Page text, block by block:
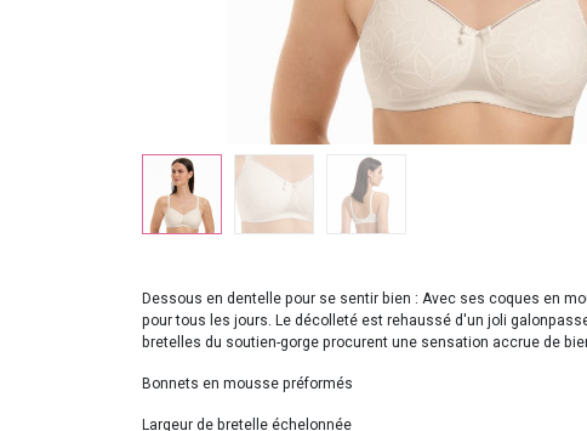
Dessous en dentelle pour se sentir bien : Avec ses coques en
pour tous les jours. Le décolleté est rehaussé d'un joli
bretelles du soutien-gorge procurent une sensation accrue de
Bonnets en mousse préformés
Largeur de bretelle échelonnée